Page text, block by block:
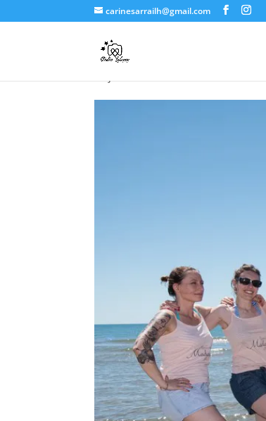
carinesarrailh@gmail.com
EVJF Agathe |